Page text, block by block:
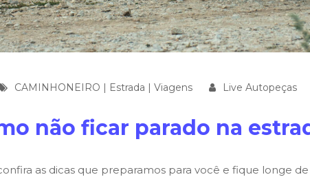
CAMINHONEIRO | Estrada | Viagens Live Autopeças
não ficar parado na
as dicas que preparamos para você e fique longe